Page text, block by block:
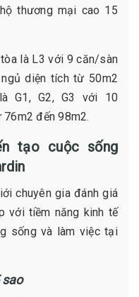
thương mại cao 15
là L3 với 9 căn/sàn
diện tích từ 50m2
G1, G2, G3 với 10
đến 98m2.
tạo cuộc sống
chuyên gia đánh giá
với tiềm năng kinh tế
sống và làm việc tại
sao